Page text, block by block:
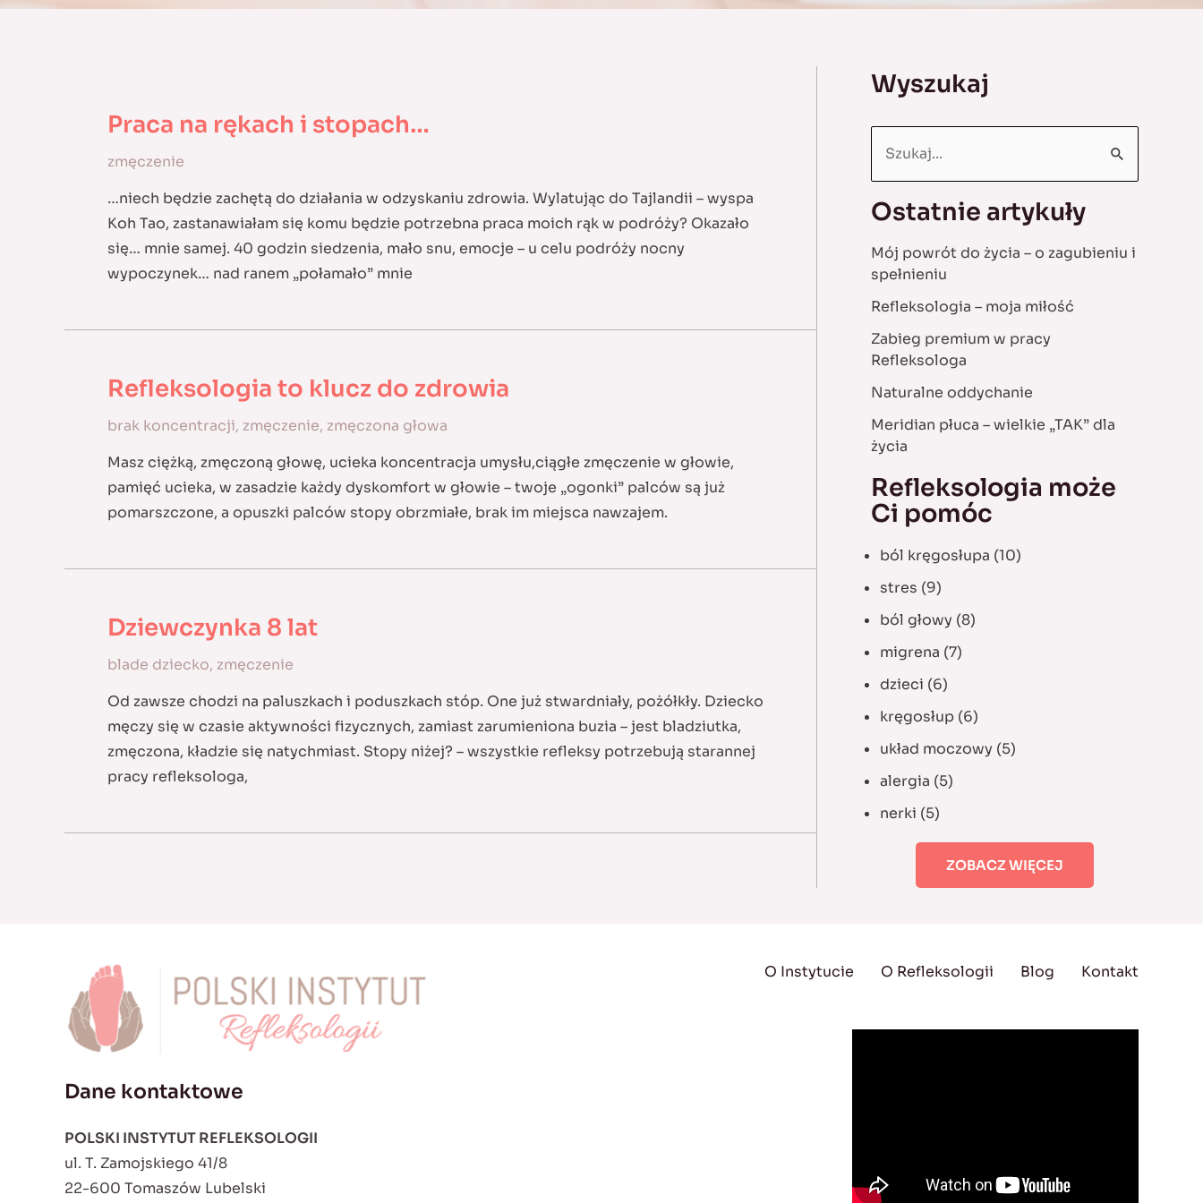
Praca na rękach i stopach…
zmęczenie
…niech będzie zachętą do działania w odzyskaniu zdrowia. Wylatując do Tajlandii – wyspa
Koh Tao, zastanawiałam się komu będzie potrzebna praca moich rąk w podróży? Okazało
się… mnie samej. 40 godzin siedzenia, mało snu, emocje – u celu podróży nocny
wypoczynek… nad ranem „połamało” mnie
Refleksologia to klucz do zdrowia
brak koncentracji, zmęczenie, zmęczona głowa
Masz ciężką, zmęczoną głowę, ucieka koncentracja umysłu,ciągłe zmęczenie w głowie,
pamięć ucieka, w zasadzie każdy dyskomfort w głowie – twoje „ogonki” palców są już
pomarszczone, a opuszki palców stopy obrzmiałe, brak im miejsca nawzajem.
Dziewczynka 8 lat
blade dziecko, zmęczenie
Od zawsze chodzi na paluszkach i poduszkach stóp. One już stwardniały, pożółkły. Dziecko
męczy się w czasie aktywności fizycznych, zamiast zarumieniona buzia – jest bladziutka,
zmęczona, kładzie się natychmiast. Stopy niżej? – wszystkie refleksy potrzebują starannej
pracy refleksologa,
Wyszukaj
r
c
h
f
o
r
:
Ostatnie artykuły
Mój powrót do życia – o zagubieniu i
spełnieniu
Refleksologia – moja miłość
Zabieg premium w pracy
Refleksologa
Naturalne oddychanie
Meridian płuca – wielkie „TAK” dla
życia
Refleksologia może
Ci pomóc
ból kręgosłupa (10)
stres (9)
ból głowy (8)
migrena (7)
dzieci (6)
kręgosłup (6)
układ moczowy (5)
alergia (5)
nerki (5)
ZOBACZ WIĘCEJ
Dane kontaktowe
POLSKI INSTYTUT REFLEKSOLOGII
ul. T. Zamojskiego 41/8
22-600 Tomaszów Lubelski
O Instytucie O Refleksologii Blog Kontakt